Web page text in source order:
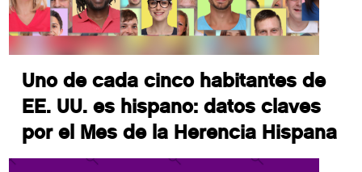
Uno de cada cinco habitantes de
EE. UU. es hispano: datos claves
por el Mes de la Herencia Hispana